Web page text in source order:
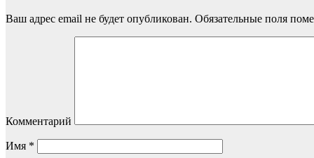
Ваш адрес email не будет опубликован. Обязательные поля
Комментарий
Имя *